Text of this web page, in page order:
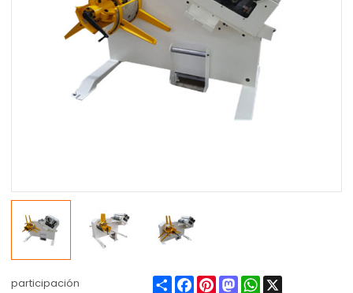
participación ShareFacebook
PinterestMastodonWhatsApp